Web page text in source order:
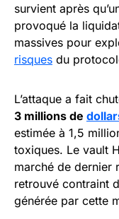
survient après
provoqué la
massives pour
risques du
L’attaque a fait
3 millions de
estimée à 1,5
toxiques. Le vault
marché de dernier
retrouvé contraint
générée par cette